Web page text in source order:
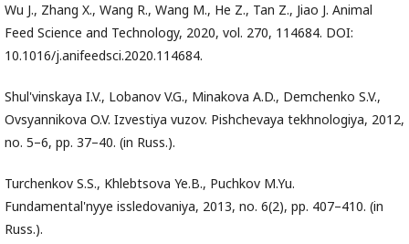
Wu J., Zhang X., Wang R., Wang M., He Z., Tan Z., Jiao J. Animal
Feed Science and Technology, 2020, vol. 270, 114684. DOI:
10.1016/j.anifeedsci.2020.114684.
Shul'vinskaya I.V., Lobanov V.G., Minakova A.D., Demchenko S.V.,
Ovsyannikova O.V. Izvestiya vuzov. Pishchevaya tekhnologiya, 2012,
no. 5–6, pp. 37–40. (in Russ.).
Turchenkov S.S., Khlebtsova Ye.B., Puchkov M.Yu.
Fundamental'nyye issledovaniya, 2013, no. 6(2), pp. 407–410. (in
Russ.).